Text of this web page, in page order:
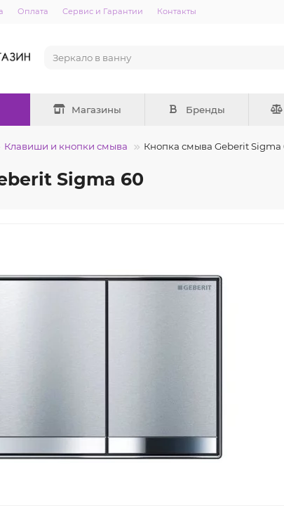
Оплата Сервис и Гарантии Контакты
Магазины Бренды
Клавиши и кнопки смыва Кнопка смыва Geberit Sigma
Sigma 60